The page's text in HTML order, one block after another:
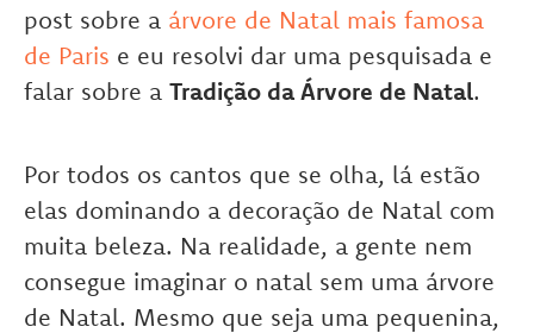
post sobre a árvore de Natal mais famosa
de Paris e eu resolvi dar uma pesquisada e
falar sobre a Tradição da Árvore de Natal.
Por todos os cantos que se olha, lá estão
elas dominando a decoração de Natal com
muita beleza. Na realidade, a gente nem
consegue imaginar o natal sem uma árvore
de Natal. Mesmo que seja uma pequenina,